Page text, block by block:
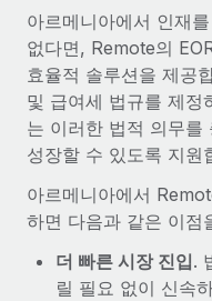
에게는 흥미롭고 전문적
니다. 그러나 대부분의 회
자세히 알아보기
아르메니아에서 인재
없다면, Remote의
효율적 솔루션을 제공
및 급여세 법규를 제정
는 이러한 법적 의무를
성장할 수 있도록 지원
아르메니아에서
하면 다음과 같은 이점
더 빠른 시장 진입.
릴 필요 없이 신속